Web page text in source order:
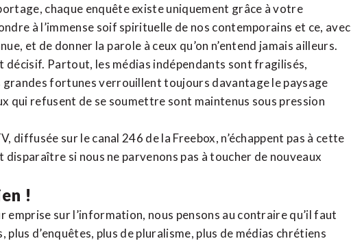
chaque enquête existe uniquement grâce à votre
à l’immense soif spirituelle de nos contemporains et ce, avec
et de donner la parole à ceux qu’on n’entend jamais ailleurs.
décisif. Partout, les médias indépendants sont fragilisés,
fortunes verrouillent toujours davantage le paysage
qui refusent de se soumettre sont maintenus sous pression
diffusée sur le canal 246 de la Freebox, n’échappent pas à cette
si nous ne parvenons pas à toucher de nouveaux
!
sur l’information, nous pensons au contraire qu’il faut
d’enquêtes, plus de pluralisme, plus de médias chrétiens